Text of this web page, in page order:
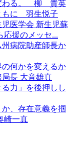
わる。 柳 貴英
もに 羽生悦子
医学会 新生児蘇
応援のメッセ...
病院助産師長か
何かを変えるか
長 大音雄真
力」を後押しし
、存在意義を掴
一真